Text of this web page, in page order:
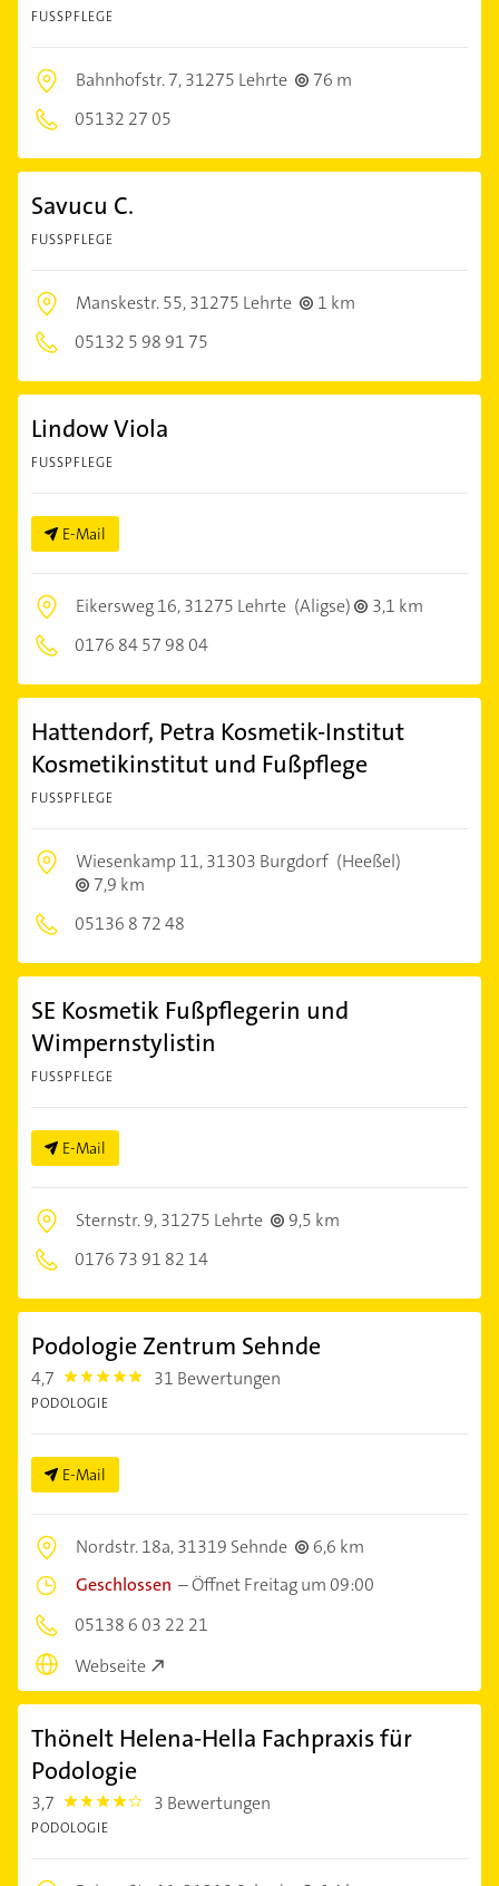
FUSSPFLEGE
Bahnhofstr. 7,31275 Lehrte
76 m
05132 27 05
Savucu C.
FUSSPFLEGE
Manskestr. 55,31275 Lehrte
1 km
05132 5 98 91 75
Lindow Viola
FUSSPFLEGE
E-Mail
Eikersweg 16,31275 Lehrte (Aligse)
3,1 km
0176 84 57 98 04
Hattendorf, Petra Kosmetik-Institut
Kosmetikinstitut und Fußpflege
FUSSPFLEGE
Wiesenkamp 11,31303 Burgdorf (Heeßel)
7,9 km
05136 8 72 48
SE Kosmetik Fußpflegerin und
Wimpernstylistin
FUSSPFLEGE
E-Mail
Sternstr. 9,31275 Lehrte
9,5 km
0176 73 91 82 14
Podologie Zentrum Sehnde
4,7 4.7000003 31 Bewertungen
PODOLOGIE
E-Mail
Nordstr. 18a,31319 Sehnde
6,6 km
Geschlossen –Öffnet Freitag um 09:00
05138 6 03 22 21
Webseite
Thönelt Helena-Hella Fachpraxis für
Podologie
3,7 3.7 3 Bewertungen
PODOLOGIE